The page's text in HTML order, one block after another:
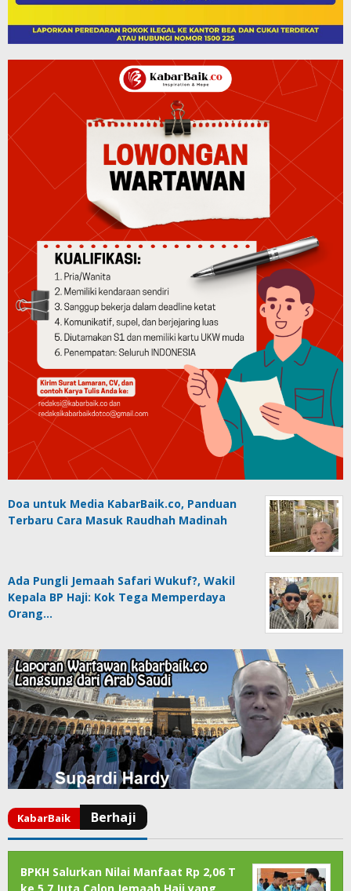
Doa untuk Media KabarBaik.co, Panduan
Terbaru Cara Masuk Raudhah Madinah
Ada Pungli Jemaah Safari Wukuf?, Wakil
Kepala BP Haji: Kok Tega Memperdaya
Orang…
BPKH Salurkan Nilai Manfaat Rp 2,06 T